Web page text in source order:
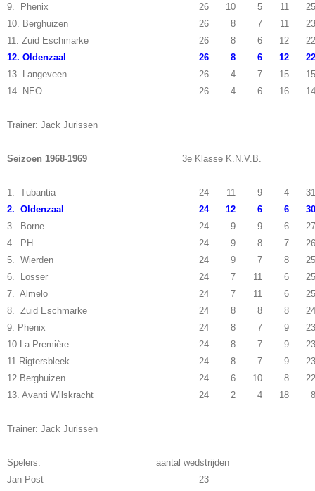
9. Phenix
26 10 5 11
25
10. Berghuizen
26 8 7 11
23
11. Zuid Eschmarke
26 8 6 12
22
12. Oldenzaal
26 8 6 12
22
13. Langeveen
26 4 7 15
15
14. NEO
26 4 6 16 14
Trainer: Jack Jurissen
Seizoen 1968-1969 3e Klasse K.N.V.B.
1. Tubantia 24 11 9 4
31
2. Oldenzaal
24 12 6 6
30
3. Borne
24 9 9 6
27
4. PH
24 9 8 7
26
5. Wierden
24 9 7 8
25
6. Losser
24 7 11 6
25
7. Almelo
24 7 11 6
25
8. Zuid Eschmarke
24 8 8 8
24
9. Phenix
24 8 7 9
23
10.La Première
24 8 7 9
23
11.Rigtersbleek
24 8 7 9
23
12.Berghuizen
24 6 10 8
22
13. Avanti Wilskracht
24 2 4 18 8
Trainer: Jack Jurissen
Spelers: aantal wedstrijden
Jan Post
23